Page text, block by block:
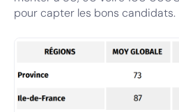
pour capter les bons candidats.